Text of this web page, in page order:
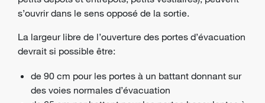
s’ouvrir dans le sens opposé de la sortie.
La largeur libre de l’ouverture des portes d’évacuation
devrait si possible être:
de 90 cm pour les portes à un battant donnant sur
des voies normales d’évacuation